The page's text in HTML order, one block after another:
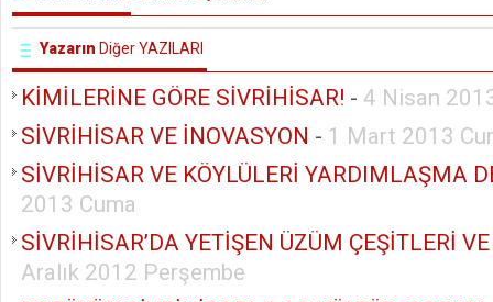
Yazarın Diğer YAZILARI
KİMİLERİNE GÖRE SİVRİHİSAR! - 4 Nisan
SİVRİHİSAR VE İNOVASYON - 1 Mart 2013
SİVRİHİSAR VE KÖYLÜLERİ YARDIMLAŞMA
2013 Cuma
SİVRİHİSAR’DA YETİŞEN ÜZÜM ÇEŞİTLERİ
Aralık 2012 Perşembe